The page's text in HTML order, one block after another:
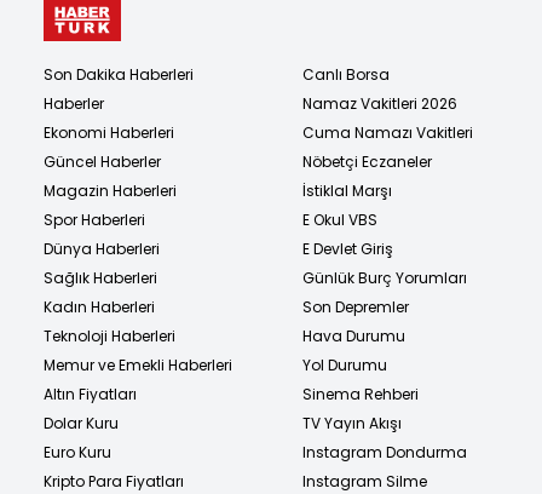
Son Dakika Haberleri
Haberler
Ekonomi Haberleri
Güncel Haberler
Magazin Haberleri
Spor Haberleri
Dünya Haberleri
Sağlık Haberleri
Kadın Haberleri
Teknoloji Haberleri
Memur ve Emekli Haberleri
Altın Fiyatları
Dolar Kuru
Euro Kuru
Kripto Para Fiyatları
Canlı Borsa
Namaz Vakitleri 2026
Cuma Namazı Vakitleri
Nöbetçi Eczaneler
İstiklal Marşı
E Okul VBS
E Devlet Giriş
Günlük Burç Yorumları
Son Depremler
Hava Durumu
Yol Durumu
Sinema Rehberi
TV Yayın Akışı
Instagram Dondurma
Instagram Silme